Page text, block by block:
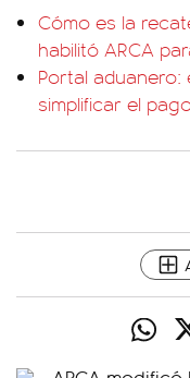
Cómo es la
habilitó ARCA
Portal aduanero:
simplificar el